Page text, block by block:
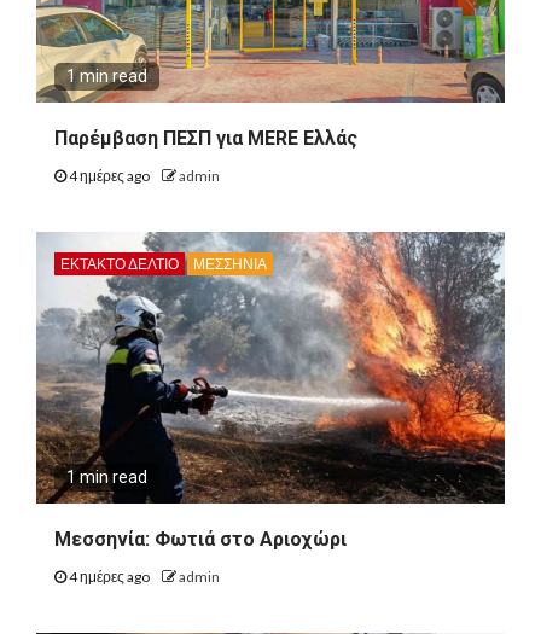
1 min read
Παρέμβαση ΠΕΣΠ για MERE Ελλάς
4 ημέρες ago admin
ΕΚΤΑΚΤΟ ΔΕΛΤΙΟ ΜΕΣΣΗΝΙΑ
1 min read
Μεσσηνία: Φωτιά στο Αριοχώρι
4 ημέρες ago admin